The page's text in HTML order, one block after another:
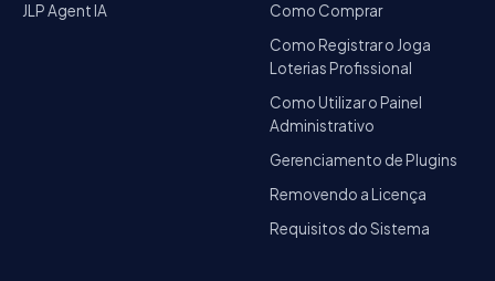
JLP Agent IA
Como Comprar
Como Registrar o Joga
Loterias Profissional
Como Utilizar o Painel
Administrativo
Gerenciamento de Plugins
Removendo a Licença
Requisitos do Sistema